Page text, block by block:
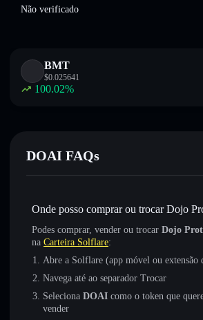
Não verificado
BMT
$0.025641
100.02%
DOAI FAQs
Onde posso comprar ou trocar Dojo
Podes comprar, vender ou trocar Dojo
na Carteira Solflare:
Abre a Solflare (app móvel ou extensão
Navega até ao separador Trocar
Seleciona DOAI como o token que
vender